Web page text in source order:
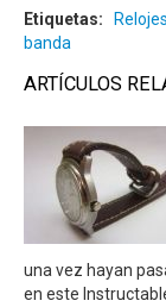
Etiquetas: Relojes
banda
ARTÍCULOS
una vez hayan
en este